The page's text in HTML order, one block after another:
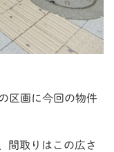
区画に今回の物件
間取りはこの広さ